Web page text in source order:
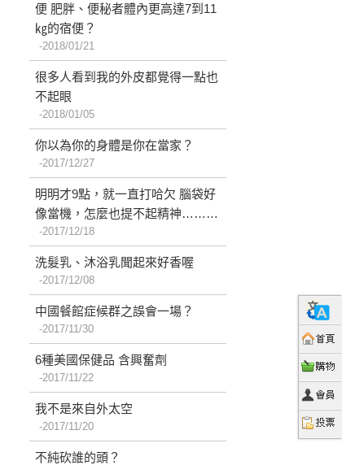
便 肥胖、便秘者體內更高達7到11
㎏的宿便？
2018/01/21
很多人看到我的外皮都覺得一點也
不起眼
2018/01/05
你以為你的身體是你在當家？
2017/12/27
明明才9點，就一直打哈欠 腦袋好
像當機，怎麼也提不起精神………
2017/12/18
洗髮乳、沐浴乳聞起來好香喔
2017/12/08
中國餐館症候群之誤會一場？
2017/11/30
6種美國保健品 含興奮劑
2017/11/22
我不是來自外太空
2017/11/20
不純砍誰的頭？